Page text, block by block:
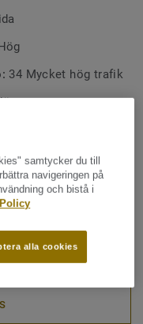
34 Mycket hög trafik
av uttjänt
2
samtycker du till
navigeringen på
och bistå i
alla cookies